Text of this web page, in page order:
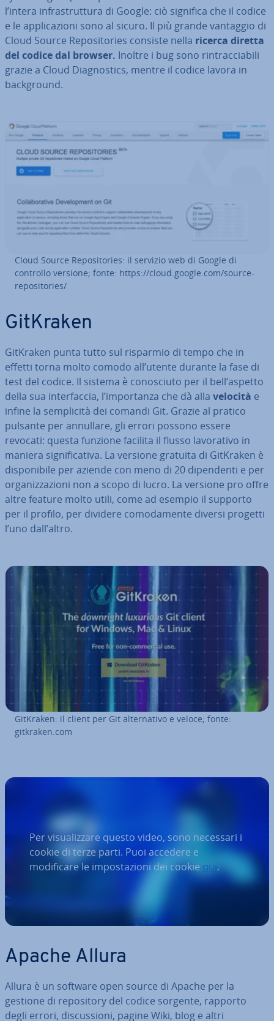
l’intera in­fra­strut­tu­ra di Google: ciò significa che il codice
e le ap­pli­ca­zio­ni sono al sicuro. Il più grande vantaggio di
Cloud Source Re­po­si­to­ries consiste nella ricerca diretta
del codice dal browser. Inoltre i bug sono rin­trac­cia­bi­li
grazie a Cloud Dia­gno­stics, mentre il codice lavora in
back­ground.
Cloud Source Re­po­si­to­ries: il servizio web di Google di
controllo versione; fonte: https://cloud.google.com/source-
re­po­si­to­ries/
GitKraken
GitKraken punta tutto sul risparmio di tempo che in
effetti torna molto comodo all’utente durante la fase di
test del codice. Il sistema è co­no­sciu­to per il bell’aspetto
della sua in­ter­fac­cia, l’im­por­tan­za che dà alla velocità e
infine la sem­pli­ci­tà dei comandi Git. Grazie al pratico
pulsante per annullare, gli errori possono essere
revocati: questa funzione facilita il flusso la­vo­ra­ti­vo in
maniera si­gni­fi­ca­ti­va. La versione gratuita di GitKraken è
di­spo­ni­bi­le per aziende con meno di 20 di­pen­den­ti e per
or­ga­niz­za­zio­ni non a scopo di lucro. La versione pro offre
altre feature molto utili, come ad esempio il supporto
per il profilo, per dividere co­mo­da­men­te diversi progetti
l’uno dall’altro.
GitKraken: il client per Git al­ter­na­ti­vo e veloce; fonte:
gitkraken.com
Per visualizzare questo video, sono necessari i
cookie di terze parti. Puoi accedere e
modificare le impostazioni dei cookie qui.
Apache Allura
Allura è un software open source di Apache per la
gestione di re­po­si­to­ry del codice sorgente, rapporto
degli errori, di­scus­sio­ni, pagine Wiki, blog e altri